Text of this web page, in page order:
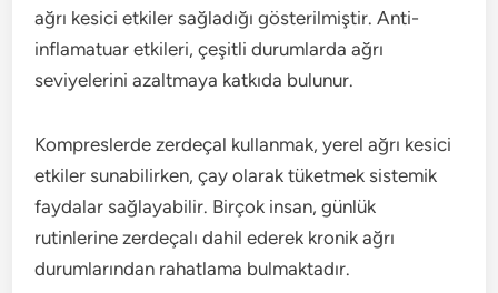
ağrı kesici etkiler sağladığı gösterilmiştir. Anti-
inflamatuar etkileri, çeşitli durumlarda ağrı
seviyelerini azaltmaya katkıda bulunur.
Kompreslerde zerdeçal kullanmak, yerel ağrı kesici
etkiler sunabilirken, çay olarak tüketmek sistemik
faydalar sağlayabilir. Birçok insan, günlük
rutinlerine zerdeçalı dahil ederek kronik ağrı
durumlarından rahatlama bulmaktadır.